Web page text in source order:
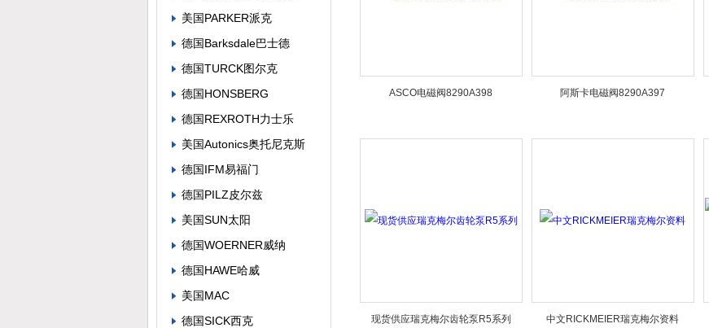
美国PARKER派克
德国Barksdale巴士德
德国TURCK图尔克
德国HONSBERG
德国REXROTH力士乐
美国Autonics奥托尼克斯
德国IFM易福门
德国PILZ皮尔兹
美国SUN太阳
德国WOERNER威纳
德国HAWE哈威
美国MAC
德国SICK西克
ASCO电磁阀8290A398 阿斯卡电磁阀8290A397
现货供应瑞克梅尔齿轮泵R5系列 中文RICKMEIER瑞克梅尔资料